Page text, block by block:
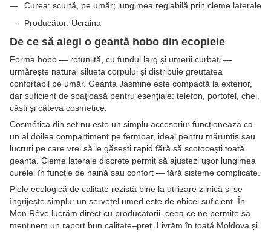
Curea: scurtă, pe umăr; lungimea reglabilă prin cleme laterale
Producător: Ucraina
De ce să alegi o geantă hobo din ecopiele
Forma hobo — rotunjită, cu fundul larg și umerii curbați —
urmărește natural silueta corpului și distribuie greutatea
confortabil pe umăr. Geanta Jasmine este compactă la exterior,
dar suficient de spațioasă pentru esențiale: telefon, portofel, chei,
căști și câteva cosmetice.
Cosmética din set nu este un simplu accesoriu: funcționează ca
un al doilea compartiment pe fermoar, ideal pentru mărunțiș sau
lucruri pe care vrei să le găsești rapid fără să scotocești toată
geanta. Cleme laterale discrete permit să ajustezi ușor lungimea
curelei în funcție de haină sau confort — fără sisteme complicate.
Piele ecologică de calitate rezistă bine la utilizare zilnică și se
îngrijește simplu: un șervețel umed este de obicei suficient. În
Mon Rêve lucrăm direct cu producătorii, ceea ce ne permite să
menținem un raport bun calitate–preț. Livrăm în toată Moldova și